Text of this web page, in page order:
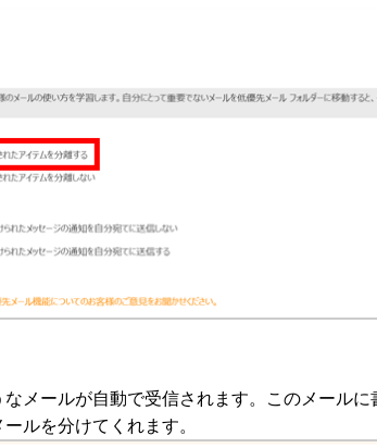
メールが自動で受信されます。このメールに
ルを分けてくれます。